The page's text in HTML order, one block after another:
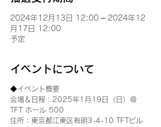
2024年12月13日 12:00 – 2024年12
月17日 12:00
予定
イベントについて
◆イベント概要
会場＆日程：2025年1月19日（日）＠
TFT ホール 500
住所：東京都江東区有明3-4-10 TFTビル